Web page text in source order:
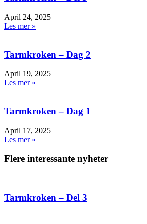
April 24, 2025
Les mer »
Tarmkroken – Dag 2
April 19, 2025
Les mer »
Tarmkroken – Dag 1
April 17, 2025
Les mer »
Flere interessante nyheter
Tarmkroken – Del 3